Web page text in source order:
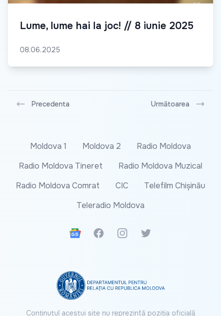
Lume, lume hai la joc! // 8 iunie 2025
08.06.2025
Precedenta Următoarea
Moldova 1 Moldova 2
Radio Moldova
Radio Moldova Tineret
Radio Moldova Muzical
Radio Moldova Comrat
CIC
Telefilm Chișinău
Teleradio Moldova
Google News
FacebookInstagramTwitter
Conținutul acestui site nu reprezintă poziția oficială